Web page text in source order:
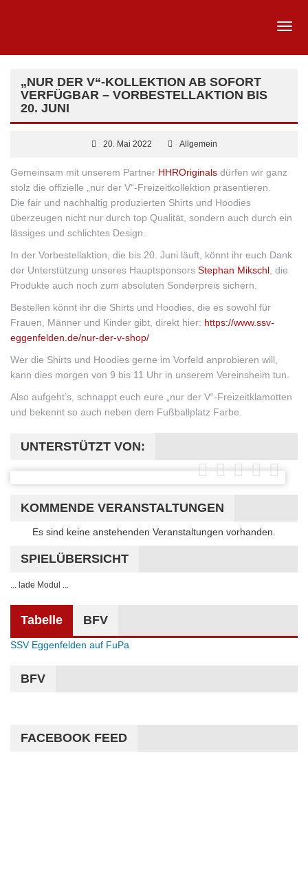
„NUR DER V“-KOLLEKTION AB SOFORT
VERFÜGBAR – VORBESTELLAKTION BIS
20. JUNI
20. Mai 2022 Allgemein
Gemeinsam mit unserem Partner HHROriginals dürfen wir ganz
stolz die offizielle „nur der V“-Freizeitkollektion präsentieren.
Die fair und nachhaltig produzierten Shirts und Hoodies
überzeugen nicht nur durch top Qualität, sondern auch durch ein
lässiges und schlichtes Design.
In der Vorbestellaktion, die bis 20. Juni läuft, könnt ihr euch Dank
der Unterstützung unseres Hauptsponsors Stephan Mikschl , die
Produkte auch noch zum absoluten Sonderpreis sichern.
Bestellen könnt ihr die Shirts und Hoodies, die es sowohl für
Frauen, Männer und Kinder gibt, direkt hier: https://www.ssv-
eggenfelden.de/nur-der-v-shop/
Wer die Shirts und Hoodies gerne im Vorfeld anprobieren will,
kann dies morgen von 9 bis 11 Uhr in unserem Vereinsheim tun.
Also aufgeht’s, schnappt euch eure „nur der V“-Freizeitklamotten
und bekennt so auch neben dem Fußballplatz Farbe.
UNTERSTÜTZT VON:
KOMMENDE VERANSTALTUNGEN
Hinweis
Es sind keine anstehenden Veranstaltungen vorhanden.
SPIELÜBERSICHT
... lade Modul ...
Tabelle BFV
SSV Eggenfelden auf FuPa
BFV
FACEBOOK FEED